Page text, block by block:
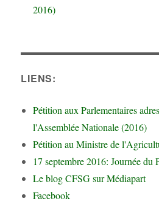
2016)
LIENS:
Pétition aux Parlementaires
l'Assemblée Nationale (2016)
Pétition au Ministre de
17 septembre 2016: Journée
Le blog CFSG sur Médiapart
Facebook